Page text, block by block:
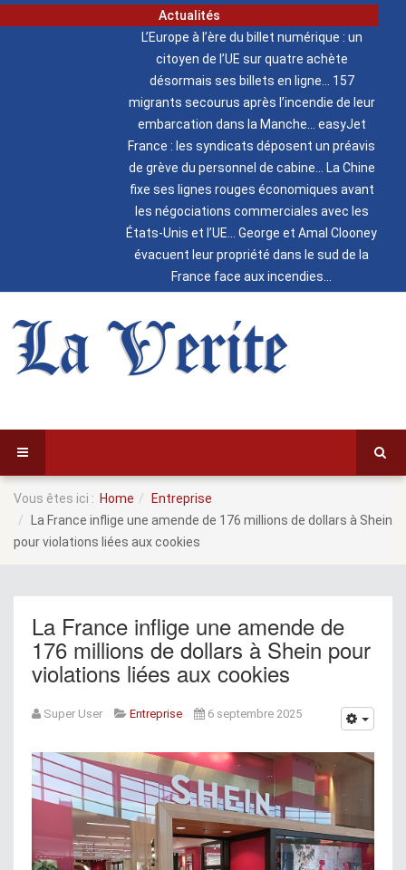
Actualités
L’Europe à l’ère du billet numérique : un
citoyen de l’UE sur quatre achète
désormais ses billets en ligne
157
migrants secourus après l’incendie de leur
embarcation dans la Manche
easyJet
France : les syndicats déposent un préavis
de grève du personnel de cabine
La Chine
fixe ses lignes rouges économiques avant
les négociations commerciales avec les
États-Unis et l’UE
George et Amal Clooney
évacuent leur propriété dans le sud de la
France face aux incendies
La Verite
Vous êtes ici : Home
Entreprise
La France inflige une amende de 176 millions de dollars à Shein
pour violations liées aux cookies
La France inflige une amende de
176 millions de dollars à Shein pour
violations liées aux cookies
Super User Entreprise 6 septembre 2025